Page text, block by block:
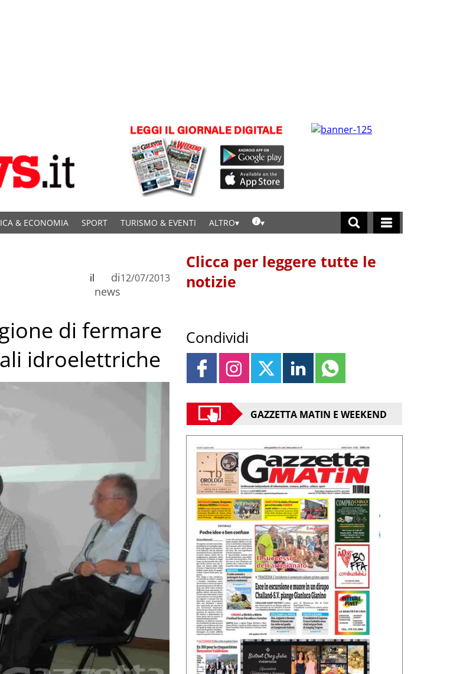
& ECONOMIA SPORT TURISMO & EVENTI ALTRO
di
news
il 12/07/2013
di fermare
idroelettriche
Clicca per leggere tutte le
notizie
Condividi
GAZZETTA MATIN E WEEKEND